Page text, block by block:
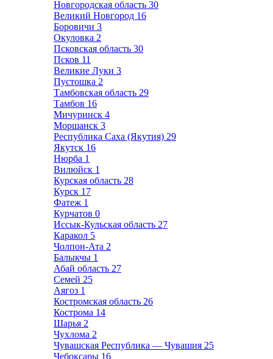
Новгородская область 30
Великий Новгород 16
Боровичи 3
Окуловка 2
Псковская область 30
Псков 11
Великие Луки 3
Пустошка 2
Тамбовская область 29
Тамбов 16
Мичуринск 4
Моршанск 3
Республика Саха (Якутия) 29
Якутск 16
Нюрба 1
Вилюйск 1
Курская область 28
Курск 17
Фатеж 1
Курчатов 0
Иссык-Кульская область 27
Каракол 5
Чолпон-Ата 2
Балыкчы 1
Абай область 27
Семей 25
Аягоз 1
Костромская область 26
Кострома 14
Шарья 2
Чухлома 2
Чувашская Республика — Чувашия 25
Чебоксары 16